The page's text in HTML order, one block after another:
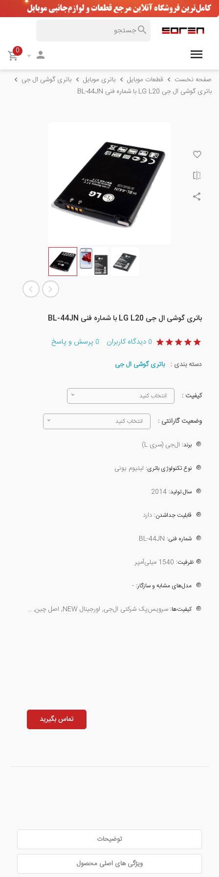
0
صفحه نخست قطعات موبایل باتری موبایل
باتری گوشی ال جی
باتری گوشی ال جی LG L20 با شماره فنی BL-44JN
باتری گوشی ال جی LG L20 با شماره فنی BL-44JN
0 دیدگاه کاربران 0 پرسش و پاسخ
دسته بندی : باتری گوشی ال جی
کیفیت : انتخاب کنید
وضعیت گارانتی : انتخاب کنید
🔘 برند: ال‌جی (سری L)
🔘 نوع تکنولوژی باتری: لیتیوم یونی
🔘 سال تولید:
🔘 قابلیت جداشدن: دارد
🔘 شماره فنی: BL-44JN
🔘 ظرفیت:
🔘 مدل‌های مشابه و سازگار: -
🔘کیفیت‌ها: سرویس‌پک شرکتی ال‌جی, اورجینال NEW, اصل چین, ...
تماس بگیرید
توضیحات
ویژگی های اصلی محصول